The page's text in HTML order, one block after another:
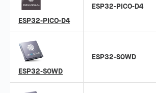
ESP32-PICO-D4
ESP32-PICO-D4
ESP32-S0WD
ESP32-S0WD